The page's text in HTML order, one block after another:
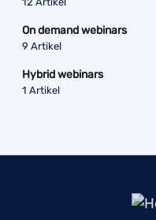
On demand webinars
9 Artikel
Hybrid webinars
1 Artikel